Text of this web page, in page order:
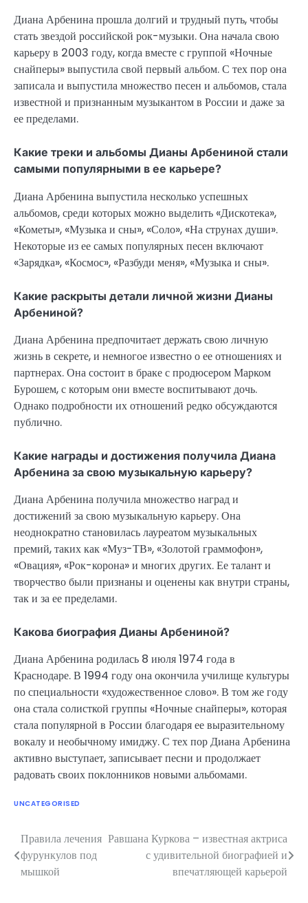
Диана Арбенина прошла долгий и трудный путь, чтобы
стать звездой российской рок-музыки. Она начала свою
карьеру в 2003 году, когда вместе с группой «Ночные
снайперы» выпустила свой первый альбом. С тех пор она
записала и выпустила множество песен и альбомов, стала
известной и признанным музыкантом в России и даже за
ее пределами.
Какие треки и альбомы Дианы Арбениной стали
самыми популярными в ее карьере?
Диана Арбенина выпустила несколько успешных
альбомов, среди которых можно выделить «Дискотека»,
«Кометы», «Музыка и сны», «Соло», «На струнах души».
Некоторые из ее самых популярных песен включают
«Зарядка», «Космос», «Разбуди меня», «Музыка и сны».
Какие раскрыты детали личной жизни Дианы
Арбениной?
Диана Арбенина предпочитает держать свою личную
жизнь в секрете, и немногое известно о ее отношениях и
партнерах. Она состоит в браке с продюсером Марком
Бурошем, с которым они вместе воспитывают дочь.
Однако подробности их отношений редко обсуждаются
публично.
Какие награды и достижения получила Диана
Арбенина за свою музыкальную карьеру?
Диана Арбенина получила множество наград и
достижений за свою музыкальную карьеру. Она
неоднократно становилась лауреатом музыкальных
премий, таких как «Муз-ТВ», «Золотой граммофон»,
«Овация», «Рок-корона» и многих других. Ее талант и
творчество были признаны и оценены как внутри страны,
так и за ее пределами.
Какова биография Дианы Арбениной?
Диана Арбенина родилась 8 июля 1974 года в
Краснодаре. В 1994 году она окончила училище культуры
по специальности «художественное слово». В том же году
она стала солисткой группы «Ночные снайперы», которая
стала популярной в России благодаря ее выразительному
вокалу и необычному имиджу. С тех пор Диана Арбенина
активно выступает, записывает песни и продолжает
радовать своих поклонников новыми альбомами.
UNCATEGORISED
Навигация
по
Правила лечения
фурункулов под
мышкой
Равшана Куркова – известная актриса
с удивительной биографией и
впечатляющей карьерой